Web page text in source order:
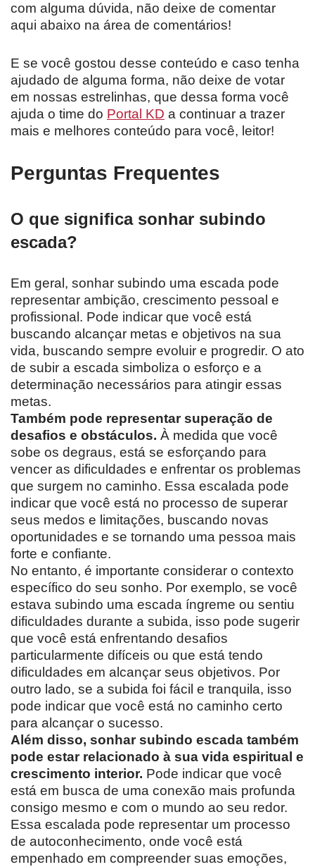
com alguma dúvida, não deixe de comentar
aqui abaixo na área de comentários!
E se você gostou desse conteúdo e caso tenha
ajudado de alguma forma, não deixe de votar
em nossas estrelinhas, que dessa forma você
ajuda o time do Portal KD a continuar a trazer
mais e melhores conteúdo para você, leitor!
Perguntas Frequentes
O que significa sonhar subindo
escada?
Em geral, sonhar subindo uma escada pode
representar ambição, crescimento pessoal e
profissional. Pode indicar que você está
buscando alcançar metas e objetivos na sua
vida, buscando sempre evoluir e progredir. O ato
de subir a escada simboliza o esforço e a
determinação necessários para atingir essas
metas.
Também pode representar superação de
desafios e obstáculos. À medida que você
sobe os degraus, está se esforçando para
vencer as dificuldades e enfrentar os problemas
que surgem no caminho. Essa escalada pode
indicar que você está no processo de superar
seus medos e limitações, buscando novas
oportunidades e se tornando uma pessoa mais
forte e confiante.
No entanto, é importante considerar o contexto
específico do seu sonho. Por exemplo, se você
estava subindo uma escada íngreme ou sentiu
dificuldades durante a subida, isso pode sugerir
que você está enfrentando desafios
particularmente difíceis ou que está tendo
dificuldades em alcançar seus objetivos. Por
outro lado, se a subida foi fácil e tranquila, isso
pode indicar que você está no caminho certo
para alcançar o sucesso.
Além disso, sonhar subindo escada também
pode estar relacionado à sua vida espiritual e
crescimento interior. Pode indicar que você
está em busca de uma conexão mais profunda
consigo mesmo e com o mundo ao seu redor.
Essa escalada pode representar um processo
de autoconhecimento, onde você está
empenhado em compreender suas emoções,